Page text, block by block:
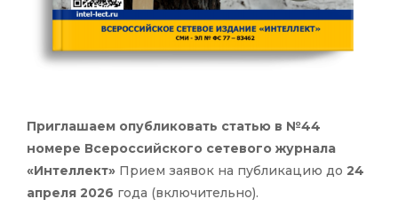
Приглашаем опубликовать статью в №44
номере Всероссийского сетевого журнала
«Интеллект» Прием заявок на публикацию до 24
апреля 2026 года (включительно).